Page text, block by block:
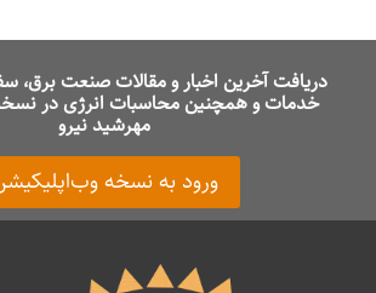
دریافت آخرین اخبار و مقالات صنعت برق،
خدمات و همچنین محاسبات انرژی در
مهرشید نیرو
ورود به نسخه